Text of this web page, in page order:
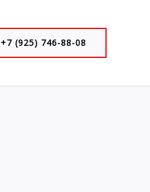
+7 (925) 746-88-08